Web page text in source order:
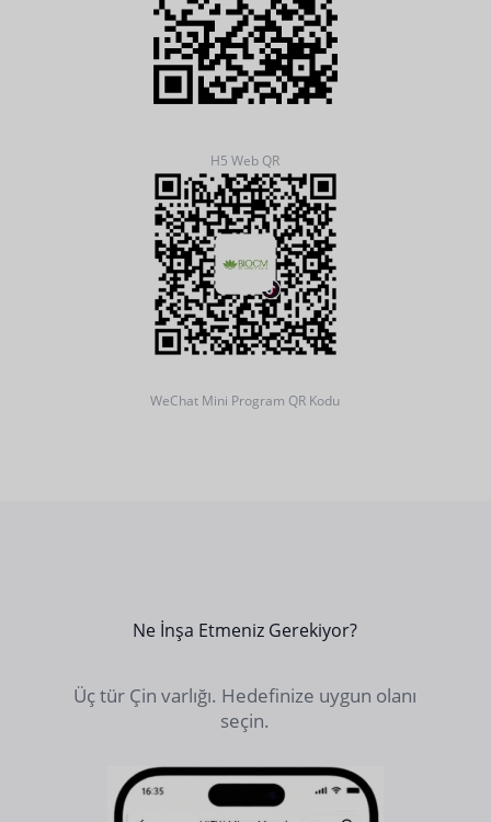
H5 Web QR
WeChat Mini Program QR Kodu
Ne İnşa Etmeniz Gerekiyor?
Üç tür Çin varlığı. Hedefinize uygun olanı
seçin.